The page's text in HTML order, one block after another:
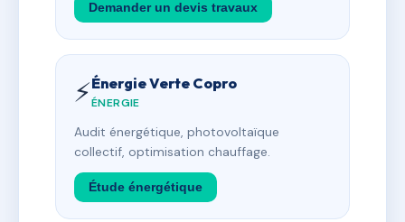
Demander un devis travaux
⚡Énergie Verte Copro
ÉNERGIE
Audit énergétique, photovoltaïque
collectif, optimisation chauffage.
Étude énergétique